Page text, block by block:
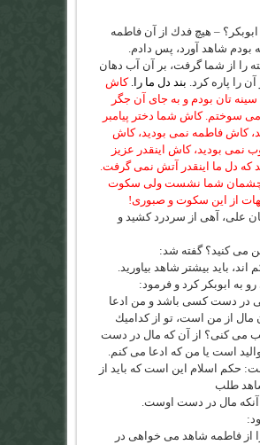
– هيچ فدك از آن فاطمه
بودم شاهد آورد، پس دادم.
را از شما گرفت، بر آن آب دهان
آن را پاره كرد. بند دل ما را. كاش
تان بودم و به جاى آن جگر
مى سوختم. كاش شما دختر پيامبر
كاش فاطمه نمى بوديد، كاش
نمى بوديد، كاش اينقدر عزيز
كه دل ما اينقدر آتش نمى گرفت.
شما نشست ولى سكوت
از اين سكوت و صبورى!
على، آهى از سردرد كشيد و
مى كنيد؟ گفته شد:
بايد بيشتر شاهد بياوريد.
رو به ابوبكر كرد و فرمود:
در دست كسى باشد و من ادعا
مال از من است، تو از كداميك
مى كنى؟ از آن كه مال در دست
است يا من كه ادعا مى كنم.
حكم اسلام اين است كه بايد از
طلب
آنكه مال در دست اوست.
از فاطمه شاهد مى خواهى در